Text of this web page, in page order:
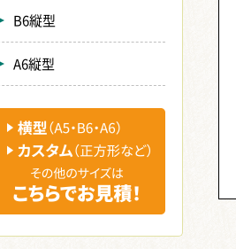
B6縦型
A6縦型